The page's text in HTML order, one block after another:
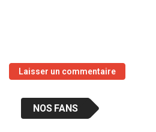
NOS FANS